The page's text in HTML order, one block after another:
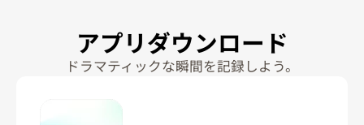
アプリダウンロード
ドラマティックな瞬間を記録しよう。